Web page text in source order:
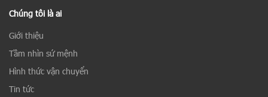
Chúng tôi là ai
Giới thiệu
Tầm nhìn sứ mệnh
Hình thức vận chuyển
Tin tức